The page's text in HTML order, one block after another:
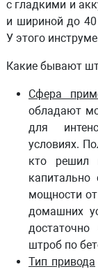
с гладкими и
и шириной до
У этого
Какие бывают
Сфера
обладают
для
условиях.
кто решил
капитально
мощности
домашних
штроб по
Тип привода